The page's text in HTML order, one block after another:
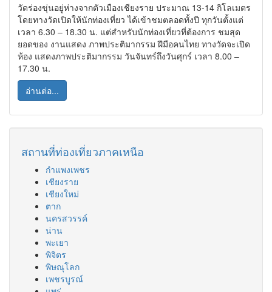
วัดร่องขุ่นอยู่ห่างจากตัวเมืองเชียงราย ประมาณ 13-14 กิโลเมตร
โดยทางวัดเปิดให้นักท่องเที่ยว ได้เข้าชมตลอดทั้งปี ทุกวันตั้งแต่
เวลา 6.30 – 18.30 น. แต่สำหรับนักท่องเที่ยวที่ต้องการ ชมสุด
ยอดของ งานแสดง ภาพประติมากรรม ฝีมือคนไทย ทางวัดจะเปิด
ห้อง แสดงภาพประติมากรรม วันจันทร์ถึงวันศุกร์ เวลา 8.00 –
17.30 น.
อ่านต่อ...
สถานที่ท่องเที่ยวภาคเหนือ
กำแพงเพชร
เชียงราย
เชียงใหม่
ตาก
นครสวรรค์
น่าน
พะเยา
พิจิตร
พิษณุโลก
เพชรบูรณ์